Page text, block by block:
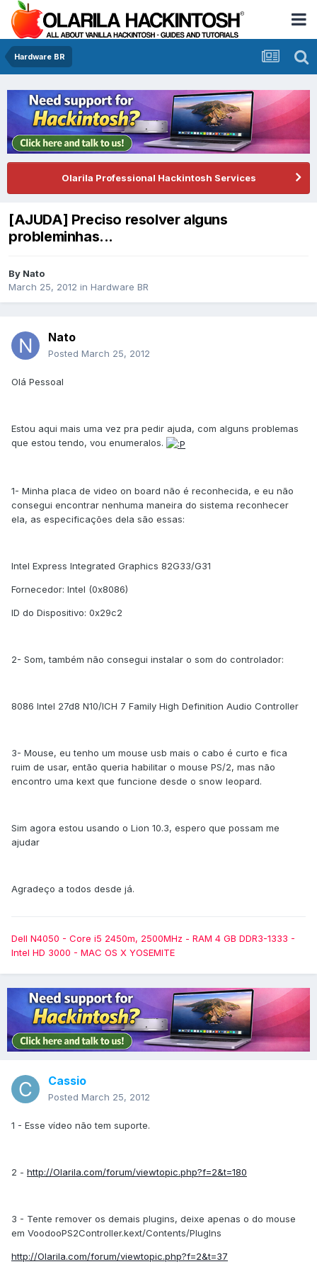
Hardware BR
Olarila Professional Hackintosh Services
[AJUDA] Preciso resolver alguns
probleminhas...
By Nato
March 25, 2012 in Hardware BR
Nato
Posted March 25, 2012
Olá Pessoal
Estou aqui mais uma vez pra pedir ajuda, com alguns problemas
que estou tendo, vou enumeralos.
1- Minha placa de video on board não é reconhecida, e eu não
consegui encontrar nenhuma maneira do sistema reconhecer
ela, as especificações dela são essas:
Intel Express Integrated Graphics 82G33/G31
Fornecedor: Intel (0x8086)
ID do Dispositivo: 0x29c2
2- Som, também não consegui instalar o som do controlador:
8086 Intel 27d8 N10/ICH 7 Family High Definition Audio Controller
3- Mouse, eu tenho um mouse usb mais o cabo é curto e fica
ruim de usar, então queria habilitar o mouse PS/2, mas não
encontro uma kext que funcione desde o snow leopard.
Sim agora estou usando o Lion 10.3, espero que possam me
ajudar
Agradeço a todos desde já.
Dell N4050 - Core i5 2450m, 2500MHz - RAM 4 GB DDR3-1333 -
Intel HD 3000 - MAC OS X YOSEMITE
Cassio
Posted March 25, 2012
1 - Esse vídeo não tem suporte.
2 - http://Olarila.com/forum/viewtopic.php?f=2&t=180
3 - Tente remover os demais plugins, deixe apenas o do mouse
em VoodooPS2Controller.kext/Contents/PlugIns
http://Olarila.com/forum/viewtopic.php?f=2&t=37